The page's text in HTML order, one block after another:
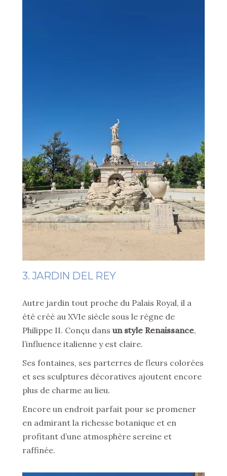
3. JARDIN DEL REY
Autre jardin tout proche du Palais Royal, il a
été créé au XVIe siècle sous le règne de
Philippe II. Conçu dans un style Renaissance,
l’influence italienne y est claire.
Ses fontaines, ses parterres de fleurs colorées
et ses sculptures décoratives ajoutent encore
plus de charme au lieu.
Encore un endroit parfait pour se promener
en admirant la richesse botanique et en
profitant d’une atmosphère sereine et
raffinée.